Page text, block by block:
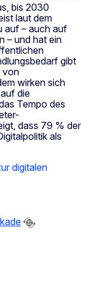
bis 2030
laut dem
auf – auch auf
– und hat ein
gibt
von
wirken sich
die
Tempo des
dass 79 % der
als
digitalen